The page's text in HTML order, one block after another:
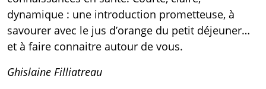
dynamique : une introduction prometteuse, à
savourer avec le jus d’orange du petit déjeuner…
et à faire connaitre autour de vous.
Ghislaine Filliatreau